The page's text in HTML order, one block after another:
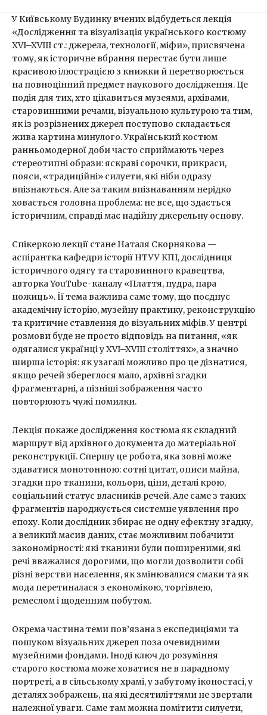
У Київському Будинку вчених відбудеться лекція
«Дослідження та візуалізація українського костюму
XVI–XVIII ст.: джерела, технології, міфи», присвячена
тому, як історичне вбрання перестає бути лише
красивою ілюстрацією з книжки й перетворюється
на повноцінний предмет наукового дослідження. Це
подія для тих, хто цікавиться музеями, архівами,
старовинними речами, візуальною культурою та тим,
як із розрізнених джерел поступово складається
жива картина минулого. Український костюм
ранньомодерної доби часто сприймають через
стереотипні образи: яскраві сорочки, прикраси,
пояси, «традиційні» силуети, які ніби одразу
впізнаються. Але за таким впізнаванням нерідко
ховається головна проблема: не все, що здається
історичним, справді має надійну джерельну основу.
Спікеркою лекції стане Наталя Скорнякова —
аспірантка кафедри історії НТУУ КПІ, дослідниця
історичного одягу та старовинного кравецтва,
авторка YouTube-каналу «Плаття, пудра, пара
ножиць». Її тема важлива саме тому, що поєднує
академічну історію, музейну практику, реконструкцію
та критичне ставлення до візуальних міфів. У центрі
розмови буде не просто відповідь на питання, «як
одягалися українці у XVI–XVIII століттях», а значно
ширша історія: як узагалі можливо про це дізнатися,
якщо речей збереглося мало, архівні згадки
фрагментарні, а пізніші зображення часто
повторюють чужі помилки.
Лекція покаже дослідження костюма як складний
маршрут від архівного документа до матеріальної
реконструкції. Спершу це робота, яка зовні може
здаватися монотонною: сотні цитат, описи майна,
згадки про тканини, кольори, ціни, деталі крою,
соціальний статус власників речей. Але саме з таких
фрагментів народжується системне уявлення про
епоху. Коли дослідник збирає не одну ефектну згадку,
а великий масив даних, стає можливим побачити
закономірності: які тканини були поширеними, які
речі вважалися дорогими, що могли дозволити собі
різні верстви населення, як змінювалися смаки та як
мода перетиналася з економікою, торгівлею,
ремеслом і щоденним побутом.
Окрема частина теми пов’язана з експедиціями та
пошуком візуальних джерел поза очевидними
музейними фондами. Іноді ключ до розуміння
старого костюма може ховатися не в парадному
портреті, а в сільському храмі, у забутому іконостасі, у
деталях зображень, на які десятиліттями не звертали
належної уваги. Саме там можна помітити силуети,